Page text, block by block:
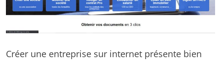
Créer une entreprise sur internet présente bien